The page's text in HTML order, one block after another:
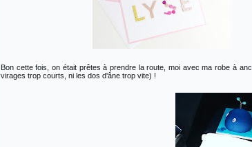
Bon cette fois, on était prêtes à prendre la route, moi avec ma robe à
virages trop courts, ni les dos d'âne trop vite) !